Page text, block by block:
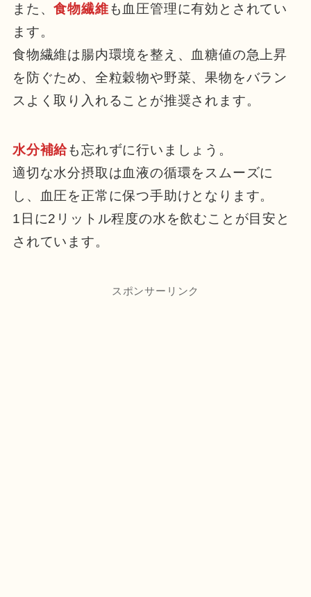
また、食物繊維も血圧管理に有効とされてい
ます。
食物繊維は腸内環境を整え、血糖値の急上昇
を防ぐため、全粒穀物や野菜、果物をバラン
スよく取り入れることが推奨されます。
水分補給も忘れずに行いましょう。
適切な水分摂取は血液の循環をスムーズに
し、血圧を正常に保つ手助けとなります。
1日に2リットル程度の水を飲むことが目安と
されています。
スポンサーリンク